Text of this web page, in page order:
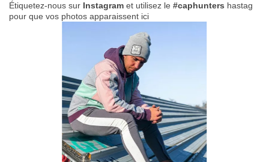
Étiquetez-nous sur Instagram et utilisez le #caphunters hastag
pour que vos photos apparaissent ici